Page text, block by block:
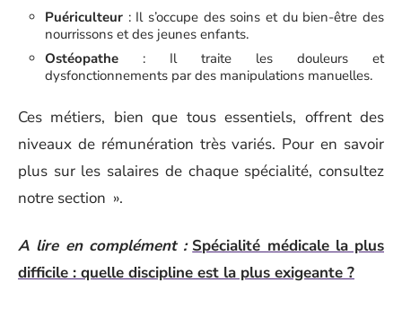
Puériculteur : Il s’occupe des soins et du bien-être des
nourrissons et des jeunes enfants.
Ostéopathe : Il traite les douleurs et
dysfonctionnements par des manipulations manuelles.
Ces métiers, bien que tous essentiels, offrent des
niveaux de rémunération très variés. Pour en savoir
plus sur les salaires de chaque spécialité, consultez
notre section ».
A lire en complément : Spécialité médicale la plus
difficile : quelle discipline est la plus exigeante ?